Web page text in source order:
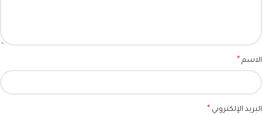
الاسم *
البريد الإلكتروني *